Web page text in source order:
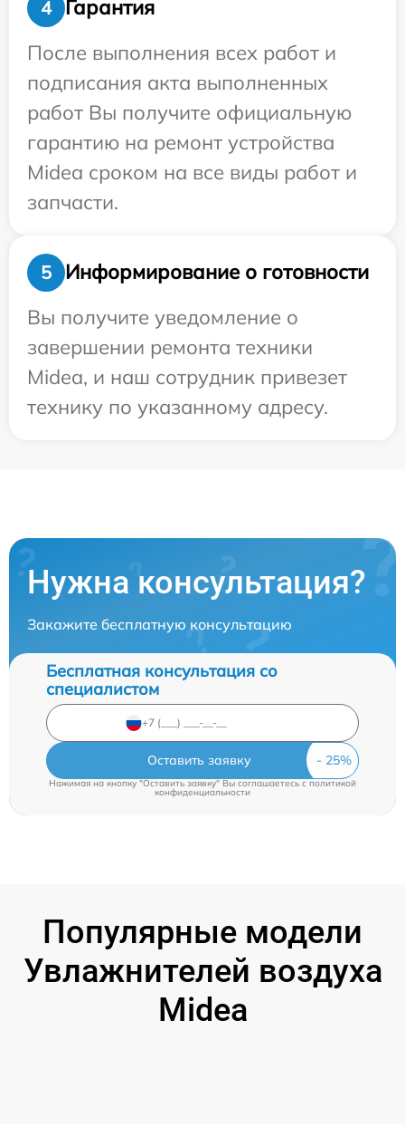
4
Гарантия
После выполнения всех работ и
подписания акта выполненных
работ Вы получите официальную
гарантию на ремонт устройства
Midea сроком на все виды работ и
запчасти.
5
Информирование о готовности
Вы получите уведомление о
завершении ремонта техники
Midea, и наш сотрудник привезет
технику по указанному адресу.
Нужна консультация?
Закажите бесплатную консультацию
Бесплатная консультация со
специалистом
Оставить заявку
Нажимая на кнопку "Оставить заявку" Вы соглашаетесь cполитикой
конфиденциальности
Популярные модели
Увлажнителей воздуха
Midea